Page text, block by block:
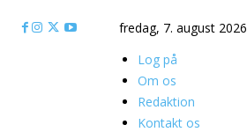
fredag, 7. august 2026
Log på
Om os
Redaktion
Kontakt os